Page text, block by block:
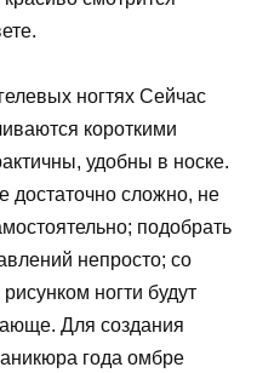
ногтях Сейчас
короткими
удобны в носке.
достаточно сложно, не
подобрать
непросто; со
ногти будут
Для создания
года омбре